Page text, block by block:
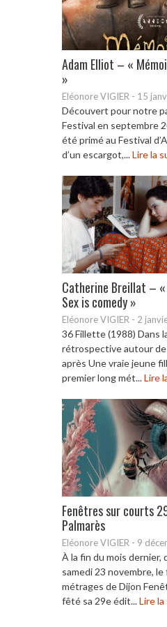
Adam Elliot – «
»
Eléonore VIGIER - 15
Découvert pour notre
Festival en septembre
été primé au Festival
d’un escargot,...Lire la
Catherine Breillat –
Sex is comedy »
Eléonore VIGIER - 2
36 Fillette (1988) Dans
rétrospective autour
après Une vraie jeune
premier long mét...Lire
Fenêtres sur courts
Palmarès
Eléonore VIGIER - 9
À la fin du mois dernier,
samedi 23 novembre,
métrages de Dijon
fêté sa 29e édit...Lire